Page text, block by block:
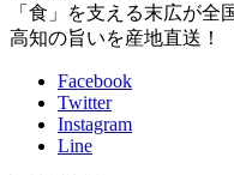
「食」を支える末広が全
高知の旨いを産地直送！
Facebook
Twitter
Instagram
Line